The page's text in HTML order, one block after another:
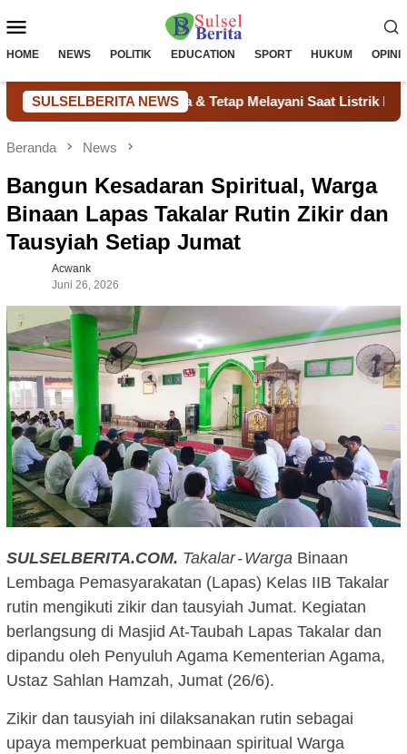
ke
Mobile
HOME NEWS POLITIK EDUCATION SPORT HUKUM OPINI
SULSELBERITA NEWS
Hemat Biaya & Tetap Melayani Saat Listrik Mati
Beranda News
Bangun Kesadaran Spiritual, Warga
Binaan Lapas Takalar Rutin Zikir dan
Tausyiah Setiap Jumat
Acwank
Juni 26, 2026
SULSELBERITA.COM. Takalar - Warga Binaan
Lembaga Pemasyarakatan (Lapas) Kelas IIB Takalar
rutin mengikuti zikir dan tausyiah Jumat. Kegiatan
berlangsung di Masjid At-Taubah Lapas Takalar dan
dipandu oleh Penyuluh Agama Kementerian Agama,
Ustaz Sahlan Hamzah, Jumat (26/6).
Zikir dan tausyiah ini dilaksanakan rutin sebagai
upaya memperkuat pembinaan spiritual Warga